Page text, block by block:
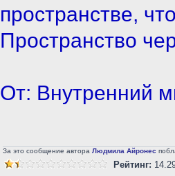
пространстве,
Пространство
От: Внутренний
За это сообщение автора Людмила Айронес
Рейтинг: